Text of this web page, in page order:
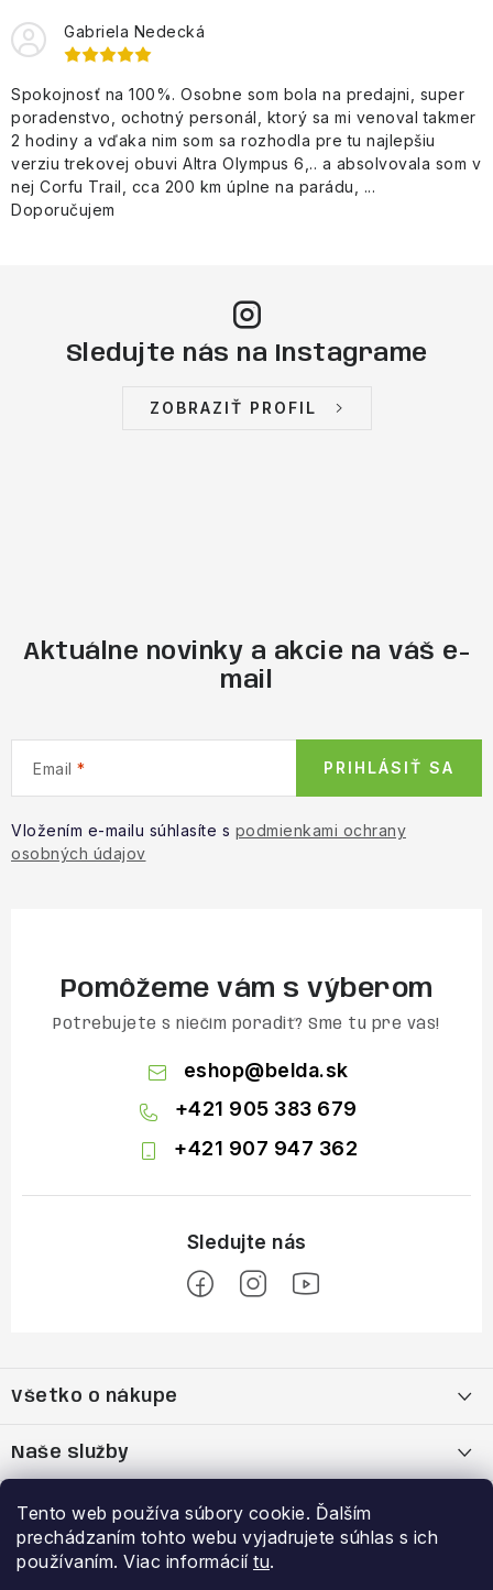
Tento web používa súbory cookie. Ďalším
prechádzaním tohto webu vyjadrujete súhlas s ich
používaním. Viac informácií tu.
u
Gabriela Nedecká
Spokojnosť na 100%. Osobne som bola na predajni, super
poradenstvo, ochotný personál, ktorý sa mi venoval takmer
2 hodiny a vďaka nim som sa rozhodla pre tu najlepšiu
verziu trekovej obuvi Altra Olympus 6,.. a absolvovala som v
nej Corfu Trail, cca 200 km úplne na parádu, ...
Doporučujem
Sledujte nás na Instagrame
ZOBRAZIŤ PROFIL
Aktuálne novinky a akcie na váš e-
mail
Email
Vložením e-mailu súhlasíte s podmienkami ochrany
osobných údajov
PRIHLÁSIŤ SA
Pomôžeme vám s výberom
Potrebujete s niečím poradiť? Sme tu pre vás!
eshop@belda.sk
+421 905 383 679
+421 907 947 362
p
t
Všetko o nákupe
OBCHODNÉ PODMIENKY
Naše služby
Bootfitting - Tvarovanie Lyžiarok v Nitre
Výhody a zľavy
Garancia najnižšej ceny
Prihlásenie